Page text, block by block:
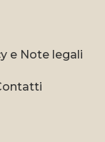
e Note legali